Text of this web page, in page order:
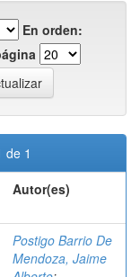
En orden:
de 1
Autor(es)
Postigo Barrio De
Mendoza, Jaime